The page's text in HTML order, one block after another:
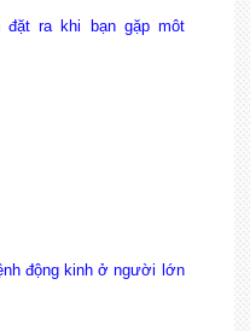
đặt ra khi bạn gặp môt
động kinh ở người lớn